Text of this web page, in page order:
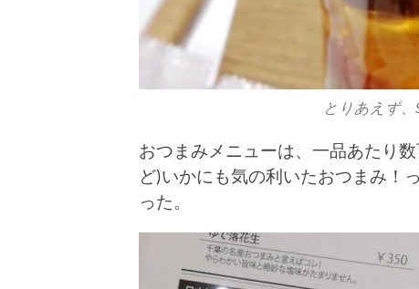
とりあえず、
おつまみメニューは、一品あたり
ど)いかにも気の利いたおつまみ！
った。